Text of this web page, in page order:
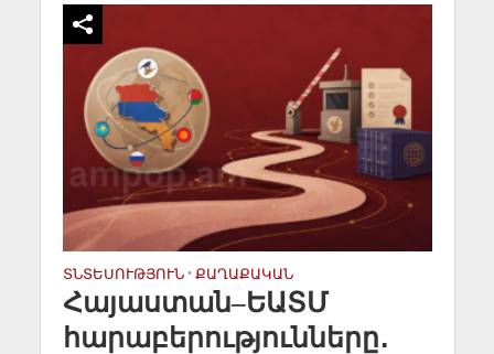
ՏՆՏԵՍՈՒԹՅՈՒՆ • ՔԱՂԱՔԱԿԱՆ
Հայաստան–ԵԱՏՄ
հարաբերությունները․